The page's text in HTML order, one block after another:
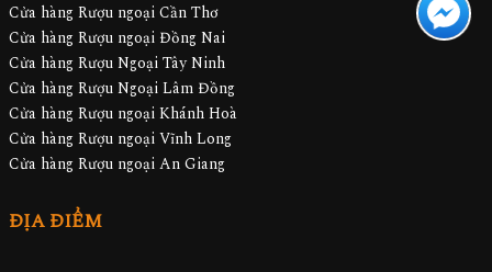
Cửa hàng Rượu ngoại Cần Thơ
Cửa hàng Rượu ngoại Đồng Nai
Cửa hàng Rượu Ngoại Tây Ninh
Cửa hàng Rượu Ngoại Lâm Đồng
Cửa hàng Rượu ngoại Khánh Hoà
Cửa hàng Rượu ngoại Vĩnh Long
Cửa hàng Rượu ngoại An Giang
ĐỊA ĐIỂM